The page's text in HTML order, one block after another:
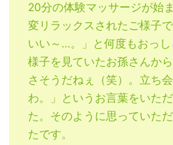
20分の体験マッサージが始
変リラックスされたご様子
いい～…。」と何度もおっ
様子を見ていたお孫さんか
さそうだねぇ（笑）。立ち
わ。」というお言葉をいた
た。そのように思っていた
たです。